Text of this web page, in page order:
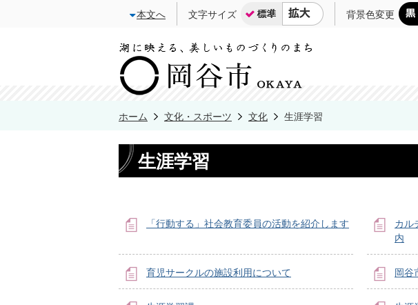
本文へ 文字サイズ 背景色変更
ホーム 文化・スポーツ 文化 生涯学習
生涯学習
「行動する」社会教育委員の活動を紹介します
カル
内
育児サークルの施設利用について 岡谷